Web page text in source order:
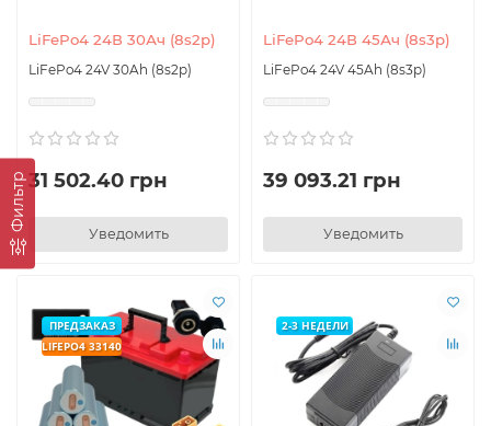
Фильтр
LiFePo4 24В 30Ач (8s2p)
LiFePo4 24V 30Ah (8s2p)
31 502.40 грн
Уведомить
LiFePo4 24В 45Ач (8s3p)
LiFePo4 24V 45Ah (8s3p)
39 093.21 грн
Уведомить
ПРЕДЗАКАЗ
LIFEPO4 33140
2-3 НЕДЕЛИ